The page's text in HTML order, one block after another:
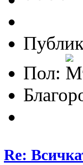
Пол:
Re: